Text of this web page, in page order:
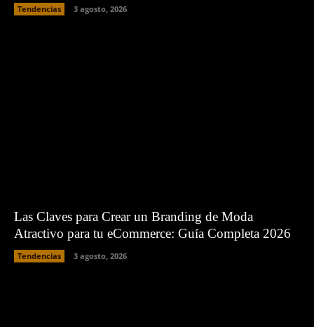
Tendencias 3 agosto, 2026
Las Claves para Crear un Branding de Moda
Atractivo para tu eCommerce: Guía Completa 2026
Tendencias 3 agosto, 2026